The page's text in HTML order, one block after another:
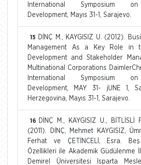
International Symposium
Development, Mayıs 31-1, Sarajevo.
15
DİNÇ M., KAYGISIZ U. (2012).
Management As a Key Role in
Development and Stakeholder
Multinational Corporations
International Symposium
Development, MAY 31- jUNE 1,
Herzegovina, Mayıs 31-1, Sarajevo.
16
DİNÇ M., KAYGISIZ U., BİTLİSLİ
(2011). DİNÇ, Mehmet KAYGISIZ,
Ferhat ve ÇETİNCELİ, Esra.
Özellikleri ile Akademik Güdülenme
Demirel Üniversitesi Isparta